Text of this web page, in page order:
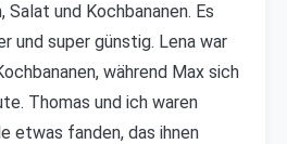
Salat und Kochbananen. Es
und super günstig. Lena war
während Max sich
Thomas und ich waren
etwas fanden, das ihnen